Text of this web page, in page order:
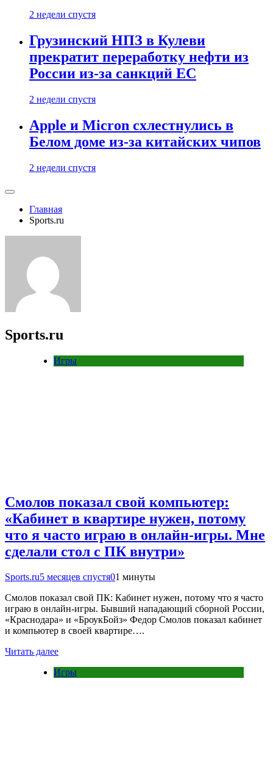
2 недели спустя
Грузинский НПЗ в Кулеви
прекратит переработку нефти из
России из-за санкций ЕС
2 недели спустя
Apple и Micron схлестнулись в
Белом доме из-за китайских чипов
2 недели спустя
Главная
Sports.ru
Sports.ru
Игры
Смолов показал свой компьютер:
«Кабинет в квартире нужен, потому
что я часто играю в онлайн-игры. Мне
сделали стол с ПК внутри»
Sports.ru5 месяцев спустя01 минуты
Смолов показал свой ПК: Кабинет нужен, потому что я часто
играю в онлайн-игры. Бывший нападающий сборной России,
«Краснодара» и «БроукБойз» Федор Смолов показал кабинет
и компьютер в своей квартире….
Читать далее
Игры